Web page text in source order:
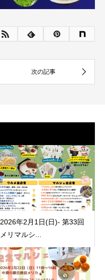
2026年2月1日(日)- 第33回
メリマルシ...